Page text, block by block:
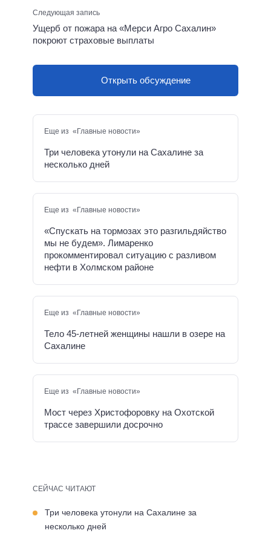
Следующая запись
Ущерб от пожара на «Мерси Агро Сахалин»
покроют страховые выплаты
Открыть обсуждение
Еще из «Главные новости»
Три человека утонули на Сахалине за
несколько дней
Еще из «Главные новости»
«Спускать на тормозах это разгильдяйство
мы не будем». Лимаренко
прокомментировал ситуацию с разливом
нефти в Холмском районе
Еще из «Главные новости»
Тело 45-летней женщины нашли в озере на
Сахалине
Еще из «Главные новости»
Мост через Христофоровку на Охотской
трассе завершили досрочно
СЕЙЧАС ЧИТАЮТ
Три человека утонули на Сахалине за
несколько дней